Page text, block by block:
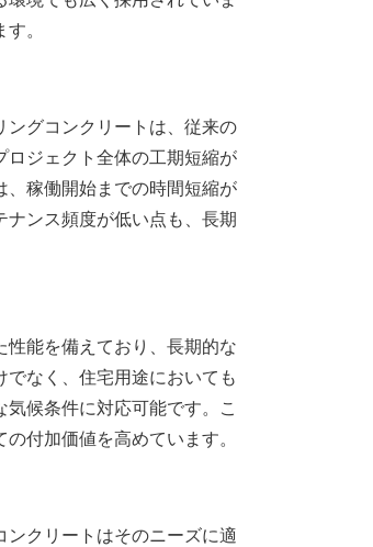
。
グコンクリートは、従来の
ロジェクト全体の工期短縮が
稼働開始までの時間短縮が
ンス頻度が低い点も、長期
能を備えており、長期的な
なく、住宅用途においても
候条件に対応可能です。こ
付加価値を高めています。
クリートはそのニーズに適